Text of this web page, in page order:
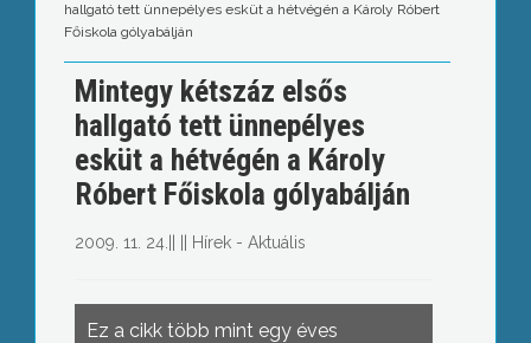
hallgató tett ünnepélyes esküt a hétvégén a Károly Róbert
Főiskola gólyabálján
Mintegy kétszáz elsős
hallgató tett ünnepélyes
esküt a hétvégén a Károly
Róbert Főiskola gólyabálján
2009. 11. 24. Hírek - Aktuális
Ez a cikk több mint egy éves